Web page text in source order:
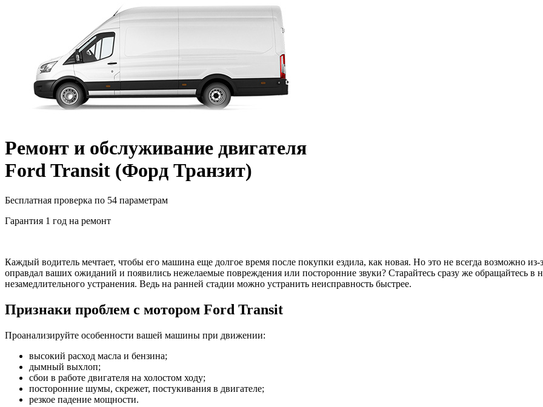
Ремонт и обслуживание двигателя
Ford Transit (Форд Транзит)
Бесплатная проверка по 54 параметрам
Гарантия 1 год на ремонт
Каждый водитель мечтает, чтобы его машина еще долгое время после покупки ездила, как новая. Но это не всегда возможно
оправдал ваших ожиданий и появились нежелаемые повреждения или посторонние звуки? Старайтесь сразу же обращайтесь в
незамедлительного устранения. Ведь на ранней стадии можно устранить неисправность быстрее.
Признаки проблем с мотором Ford Transit
Проанализируйте особенности вашей машины при движении:
высокий расход масла и бензина;
дымный выхлоп;
сбои в работе двигателя на холостом ходу;
посторонние шумы, скрежет, постукивания в двигателе;
резкое падение мощности.